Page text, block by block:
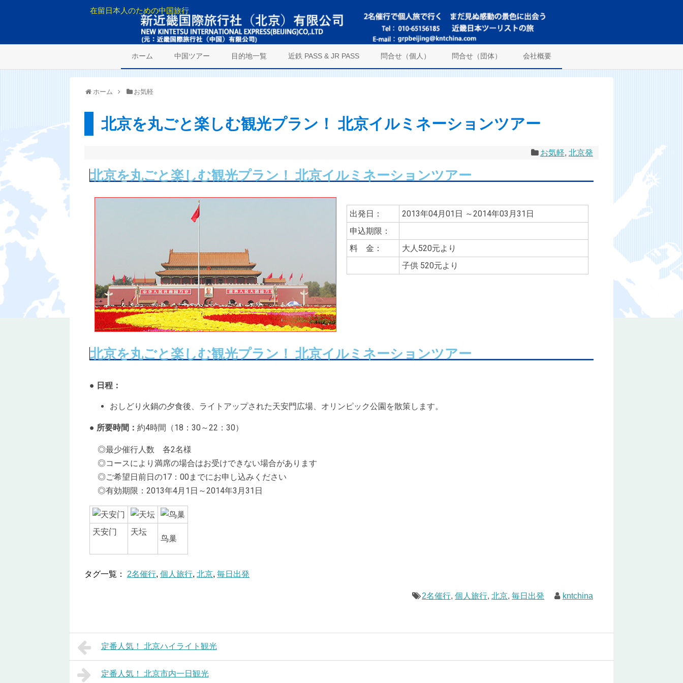
在留日本人のための中国旅行
ホーム 中国ツアー 目的地一覧 近鉄 PASS & JR PASS 問合せ（個人） 問合せ（団体） 会社概要
ホーム お気軽
北京を丸ごと楽しむ観光プラン！ 北京イルミネーションツアー
お気軽, 北京発
北京を丸ごと楽しむ観光プラン！ 北京イルミネーションツアー
出発日：
2013年04月01日 ～2014年03月31日
申込期限：
料 金：
大人520元より
子供 520元より
北京を丸ごと楽しむ観光プラン！ 北京イルミネーションツアー
● 日程：
おしどり火鍋の夕食後、ライトアップされた天安門広場、オリンピック公園を散策します。
● 所要時間： 約4時間（18：30～22：30）
◎最少催行人数 各2名様
◎コースにより満席の場合はお受けできない場合があります
◎ご希望日前日の17：00までにお申し込みください
◎有効期限：2013年4月1日～2014年3月31日
天安门 天坛
鸟巢
タグ一覧： 2名催行, 個人旅行, 北京, 毎日出発
2名催行,個人旅行,北京,毎日出発 kntchina
定番人気！ 北京ハイライト観光
定番人気！ 北京市内一日観光